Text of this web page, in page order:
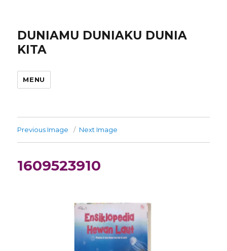
DUNIAMU DUNIAKU DUNIA
KITA
MENU
Previous Image Next Image
1609523910